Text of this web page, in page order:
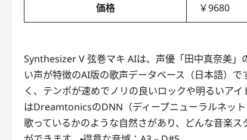
価格 ￥9680
Synthesizer V 弦巻マキ AIは、声優「田中真奈美
い声が特徴のAI版の歌声データベース（日本語）
く、テンポが速めでノリの良いロックや明るいア
はDreamtonicsのDNN（ディープニューラルネッ
歌っているかのような自然さがあり、どんな音楽